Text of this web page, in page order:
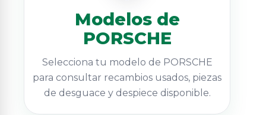
Modelos de
PORSCHE
Selecciona tu modelo de PORSCHE
para consultar recambios usados, piezas
de desguace y despiece disponible.